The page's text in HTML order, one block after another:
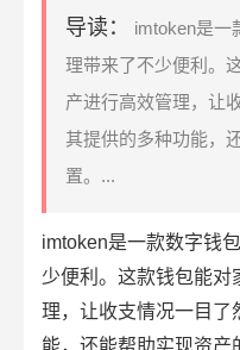
导读：
imtoken是一
理带来了不少便利。
产进行高效管理，让
其提供的多种功能，
置。...
imtoken是一款数字钱包
少便利。这款钱包能对
理，让收支情况一目了
能，还能帮助实现资产